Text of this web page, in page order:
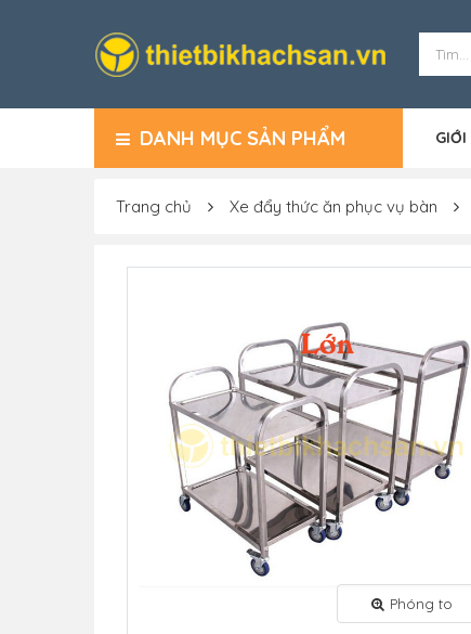
DANH MỤC SẢN PHẨM GIỚI
Trang chủ Xe đẩy thức ăn phục vụ bàn
Phóng to